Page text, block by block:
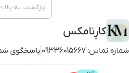
کارِنامکس
شماره تماس: 09336015667 پاسخگوی
بازگشت به بالا